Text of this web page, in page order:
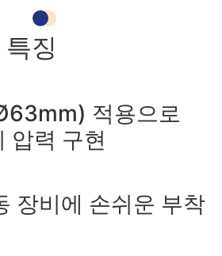
징
적용으로
압력 구현
장비에 손쉬운 부착